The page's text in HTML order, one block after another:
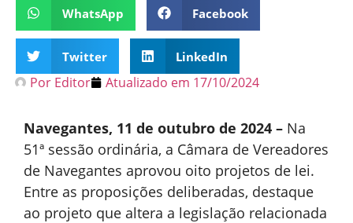
WhatsApp Facebook
Twitter LinkedIn
Por Editor Atualizado em 17/10/2024
Navegantes, 11 de outubro de 2024 – Na
51ª sessão ordinária, a Câmara de Vereadores
de Navegantes aprovou oito projetos de lei.
Entre as proposições deliberadas, destaque
ao projeto que altera a legislação relacionada